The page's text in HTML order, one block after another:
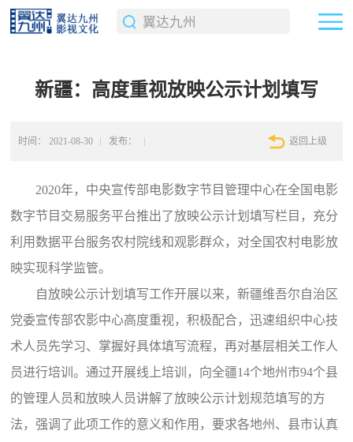
新疆：高度重视放映公示计划填写
时间： 2021-08-30 发布： 返回上级
2020年，中央宣传部电影数字节目管理中心在全国电影
数字节目交易服务平台推出了放映公示计划填写栏目，充分
利用数据平台服务农村院线和观影群众，对全国农村电影放
映实现科学监管。
自放映公示计划填写工作开展以来，新疆维吾尔自治区
党委宣传部农影中心高度重视，积极配合，迅速组织中心技
术人员先学习、掌握好具体填写流程，再对基层相关工作人
员进行培训。通过开展线上培训，向全疆14个地州市94个县
的管理人员和放映人员讲解了放映公示计划规范填写的方
法，强调了此项工作的意义和作用，要求各地州、县市认真